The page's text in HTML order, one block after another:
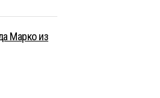
Марко из